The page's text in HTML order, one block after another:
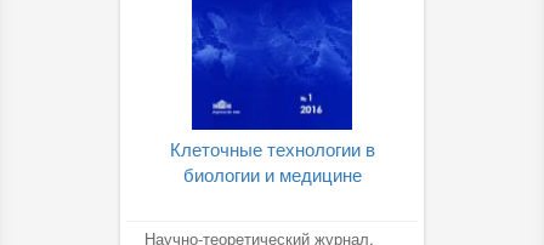
Клеточные технологии в
биологии и медицине
Научно-теоретический журнал,